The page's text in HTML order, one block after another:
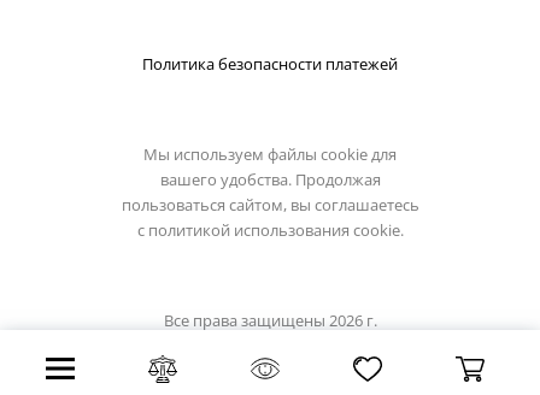
Политика безопасности платежей
Мы используем файлы cookie для
вашего удобства. Продолжая
пользоваться сайтом, вы соглашаетесь
с политикой использования cookie.
Все права защищены 2026 г.